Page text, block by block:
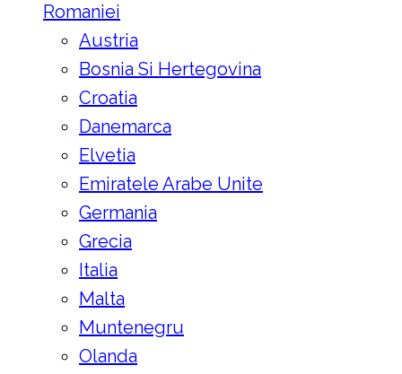
Romaniei
Austria
Bosnia Si Hertegovina
Croatia
Danemarca
Elvetia
Emiratele Arabe Unite
Germania
Grecia
Italia
Malta
Muntenegru
Olanda